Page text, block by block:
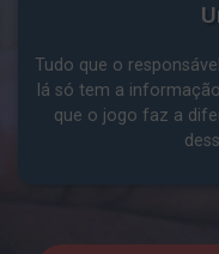
Tudo que o
lá só tem a
que o jogo faz a